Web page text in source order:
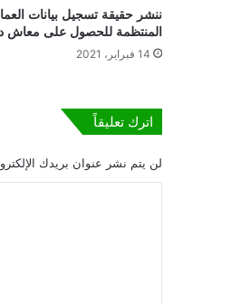
ننشر حقيقة تسجيل بيانات
المنتظمة للحصول على معاش
14 فبراير، 2021
اترك تعليقاً
لن يتم نشر عنوان بريدك